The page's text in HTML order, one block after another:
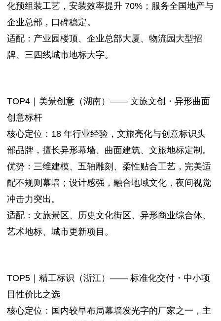
化预组装工艺，安装效率提升 70%；服务全国地产与
企业总部，口碑稳定。
适配：产业园楼顶、企业总部大厦、物流园大型招
牌、三四线城市地标大字。
TOP4｜美景创意（湖南）—— 文旅文创・异形曲面
创意标杆
核心定位：18 年行业经验，文旅亮化与创意标识头
部品牌，擅长异形幕墙、曲面建筑、文旅地标定制。
优势：三维建模、五轴雕刻、柔性贴合工艺，完美适
配不规则幕墙；设计感强，融合地域文化，夜间视觉
冲击力突出。
适配：文旅景区、历史文化街区、异形商业综合体、
艺术地标、城市更新项目。
TOP5｜精工标识（浙江）—— 标准化交付・中小项
目性价比之选
核心定位：国内较早布局幕墙发光字的厂家之一，主